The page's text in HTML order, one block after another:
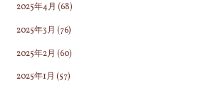
2025年4月 (68)
2025年3月 (76)
2025年2月 (60)
2025年1月 (57)